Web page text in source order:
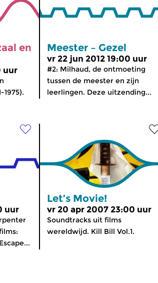
en
uur
1975).
Meester – Gezel
vr 22 jun 2012 19:00 uur
#2: Milhaud, de ontmoeting
tussen de meester en zijn
leerlingen. Deze uitzending...
uur
Let’s Movie!
vr 20 apr 2007 23:00 uur
Soundtracks uit films
wereldwijd. Kill Bill Vol.1.